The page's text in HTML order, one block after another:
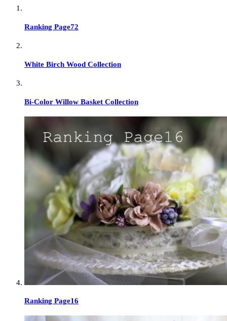
Ranking Page72
White Birch Wood Collection
Bi-Color Willow Basket Collection
Ranking Page16